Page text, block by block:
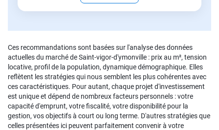
Ces recommandations sont basées sur l'analyse des données
actuelles du marché de Saint-vigor-d'ymonville : prix au m², tension
locative, profil de la population, dynamique démographique. Elles
reflètent les stratégies qui nous semblent les plus cohérentes avec
ces caractéristiques. Pour autant, chaque projet d'investissement
est unique et dépend de nombreux facteurs personnels : votre
capacité d'emprunt, votre fiscalité, votre disponibilité pour la
gestion, vos objectifs à court ou long terme. D'autres stratégies que
celles présentées ici peuvent parfaitement convenir à votre